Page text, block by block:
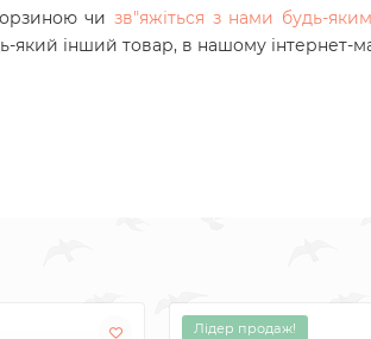
чизв"яжіться з нами будь-
який інший товар, в нашому
Лідер продаж!